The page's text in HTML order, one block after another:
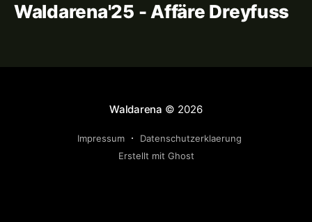
Waldarena'25 - Affäre Dreyfuss
Waldarena © 2026
Impressum
Datenschutzerklaerung
Erstellt mit Ghost